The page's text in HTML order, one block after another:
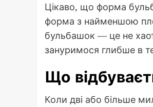
Цікаво, що форма
форма з найменшою
бульбашок — це не
зануримося глибше в
Що
Коли дві або більше